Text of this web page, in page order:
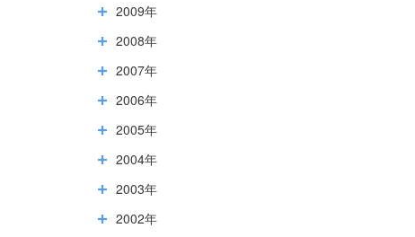
2009年
2008年
2007年
2006年
2005年
2004年
2003年
2002年